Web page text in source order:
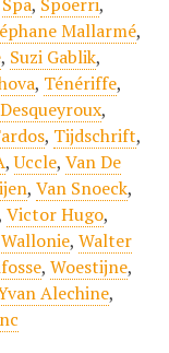
Mallarmé,
, Suzi Gablik,
, Ténériffe,
,
, Tijdschrift,
,Uccle, Van De
, Van Snoeck,
Victor Hugo,
Wallonie, Walter
, Woestijne,
Alechine,